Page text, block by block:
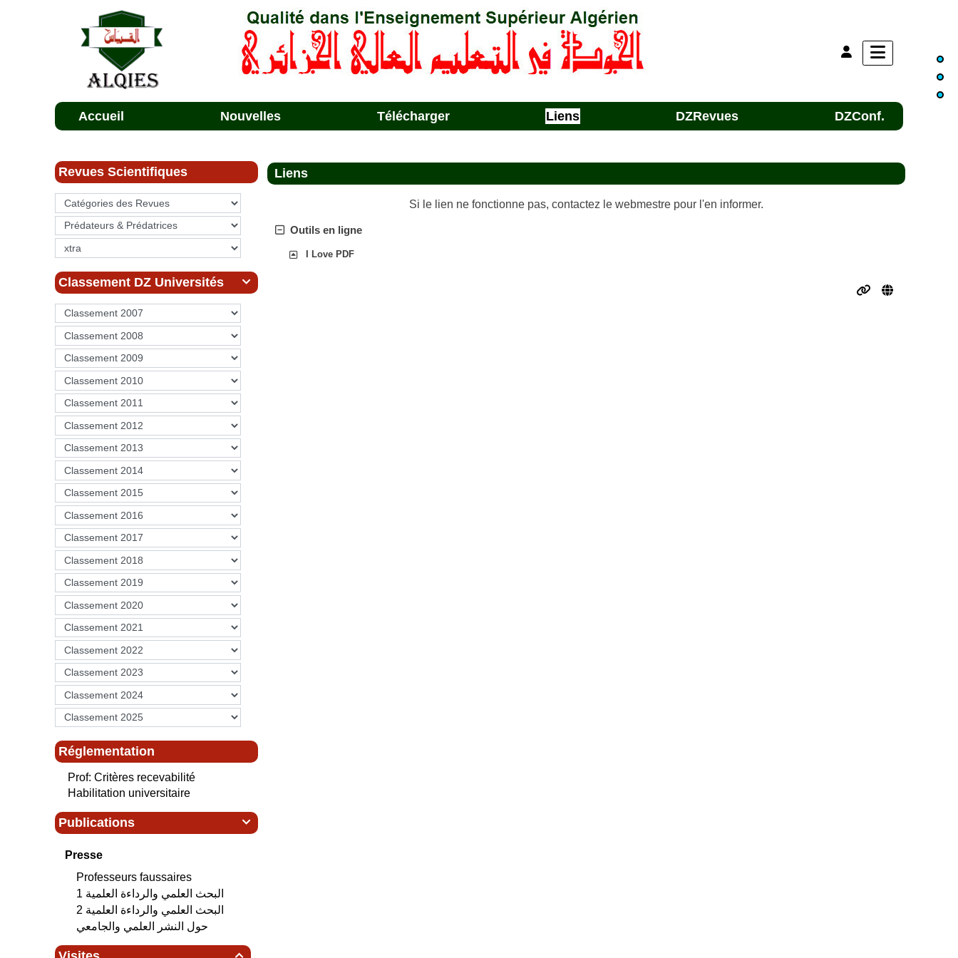
Accueil Nouvelles Télécharger Liens DZRevues DZConf.
Revues Scientifiques

Classement DZ Universités
Réglementation
Prof: Critères recevabilité
Habilitation universitaire

Publications
Presse
Professeurs faussaires

Liens
Si le lien ne fonctionne pas, contactez le webmestre pour l'en informer.
Outils en ligne
I Love PDF